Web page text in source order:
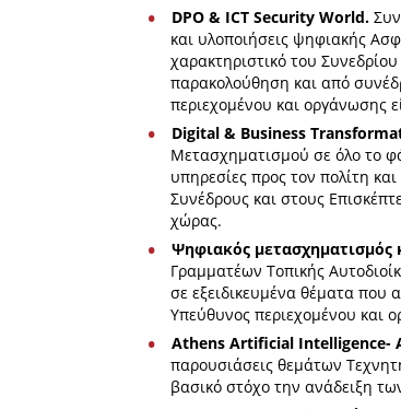
DPO & ICT Security World.
και υλοποιήσεις ψηφιακής
χαρακτηριστικό του
παρακολούθηση και από
περιεχομένου και οργάνωσης
Digital & Business
Μετασχηματισμού σε όλο το
υπηρεσίες προς τον πολίτη
Συνέδρους και στους
χώρας.
Ψηφιακός μετασχηματισμός
Γραμματέων Τοπικής
σε εξειδικευμένα θέματα
Υπεύθυνος περιεχομένου και
Athens Artificial Intelligence-
παρουσιάσεις θεμάτων
βασικό στόχο την ανάδειξη